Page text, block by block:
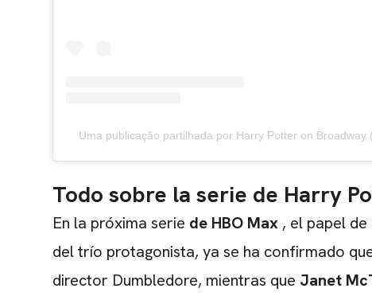
Uma publicação partilhada por Harry Potter on Broadway
Todo sobre la serie de Harry
En la próxima serie de HBO Max , el papel
del trío protagonista, ya se ha confirmado
director Dumbledore, mientras que Janet